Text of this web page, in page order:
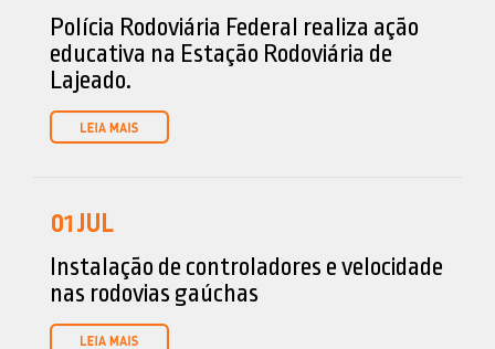
Polícia Rodoviária Federal realiza ação
educativa na Estação Rodoviária de
Lajeado.
01JUL
Instalação de controladores e velocidade
nas rodovias gaúchas